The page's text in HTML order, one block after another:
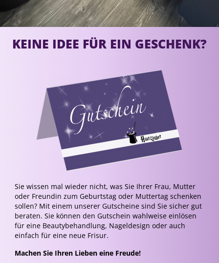
KEINE IDEE FÜR EIN GESCHENK?
Sie wissen mal wieder nicht, was Sie Ihrer Frau, Mutter
oder Freundin zum Geburtstag oder Muttertag schenken
sollen? Mit einem unserer Gutscheine sind Sie sicher gut
beraten. Sie können den Gutschein wahlweise einlösen
für eine Beautybehandlung, Nageldesign oder auch
einfach für eine neue Frisur.
Machen Sie Ihren Lieben eine Freude!